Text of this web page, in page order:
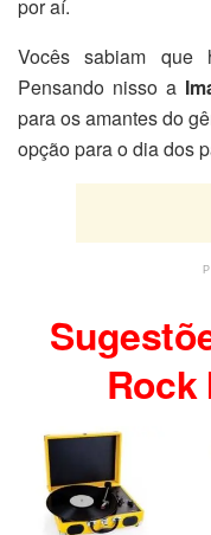
por aí.
Vocês sabiam
Pensando nisso a
para os amantes do
opção para o dia dos
Rock